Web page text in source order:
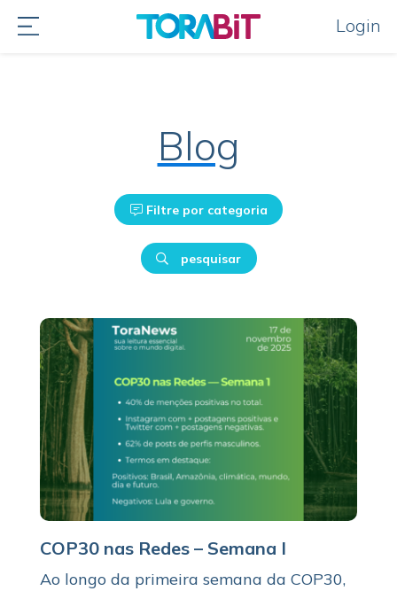
Login
Blog
Filtre por categoria
pesquisar
COP30 nas Redes – Semana I
Ao longo da primeira semana da COP30,